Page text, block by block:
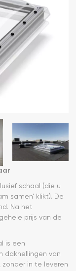
schaal (die u
samen’ klikt). De
Na het
prijs van de
is een
dakhellingen van
zonder in te leveren